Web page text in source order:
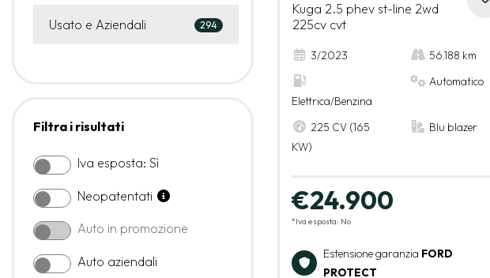
Usato e Aziendali 294
Filtra i risultati
Iva esposta: Sì
Neopatentati
Auto in promozione
Auto aziendali
Kuga 2.5 phev st-line 2wd
225cv cvt
3/2023 56.188 km
Elettrica/Benzina
Automatico
225 CV (165
KW)
Blu blazer
€24.900
*Iva esposta: No
Estensione garanzia FORD
PROTECT